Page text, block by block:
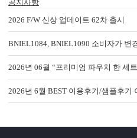
공지사항
2026 F/W 신상 업데이트 62차 출시
BNIEL1084, BNIEL1090 소비자가 변
2026년 06월 “프리미엄 파우치 한 세트
2026년 6월 BEST 이용후기/샘플후기